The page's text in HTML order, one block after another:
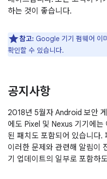
하는 것이 좋습니다.
참고: Google 기기 펌웨어 이
확인할 수 있습니다.
공지사항
2018년 5월자 Android 보안
에도 Pixel 및 Nexus 기기에는
된 패치도 포함되어 있습니다.
이러한 문제와 관련해 알림이
기 업데이트의 일부로 포함하